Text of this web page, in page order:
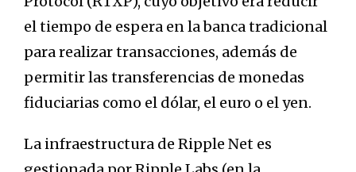
el tiempo de espera en la banca tradicional
para realizar transacciones, además de
permitir las transferencias de monedas
fiduciarias como el dólar, el euro o el yen.
La infraestructura de Ripple Net es